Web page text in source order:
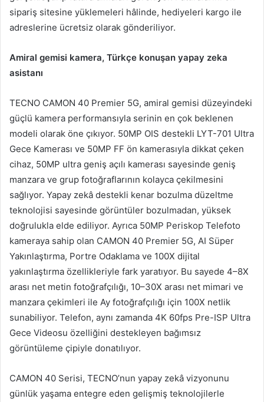
sipariş sitesine yüklemeleri hâlinde, hediyeleri kargo ile
adreslerine ücretsiz olarak gönderiliyor.
Amiral gemisi kamera, Türkçe konuşan yapay zeka
asistanı
TECNO CAMON 40 Premier 5G, amiral gemisi düzeyindeki
güçlü kamera performansıyla serinin en çok beklenen
modeli olarak öne çıkıyor. 50MP OIS destekli LYT-701 Ultra
Gece Kamerası ve 50MP FF ön kamerasıyla dikkat çeken
cihaz, 50MP ultra geniş açılı kamerası sayesinde geniş
manzara ve grup fotoğraflarının kolayca çekilmesini
sağlıyor. Yapay zekâ destekli kenar bozulma düzeltme
teknolojisi sayesinde görüntüler bozulmadan, yüksek
doğrulukla elde ediliyor. Ayrıca 50MP Periskop Telefoto
kameraya sahip olan CAMON 40 Premier 5G, AI Süper
Yakınlaştırma, Portre Odaklama ve 100X dijital
yakınlaştırma özellikleriyle fark yaratıyor. Bu sayede 4–8X
arası net metin fotoğrafçılığı, 10–30X arası net mimari ve
manzara çekimleri ile Ay fotoğrafçılığı için 100X netlik
sunabiliyor. Telefon, aynı zamanda 4K 60fps Pre-ISP Ultra
Gece Videosu özelliğini destekleyen bağımsız
görüntüleme çipiyle donatılıyor.
CAMON 40 Serisi, TECNO’nun yapay zekâ vizyonunu
günlük yaşama entegre eden gelişmiş teknolojilerle